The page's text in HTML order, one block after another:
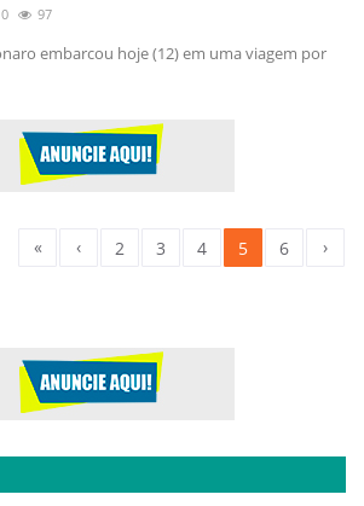
0 97
embarcou hoje (12) em uma viagem por
« ‹ 2 3 4 5 6 ›